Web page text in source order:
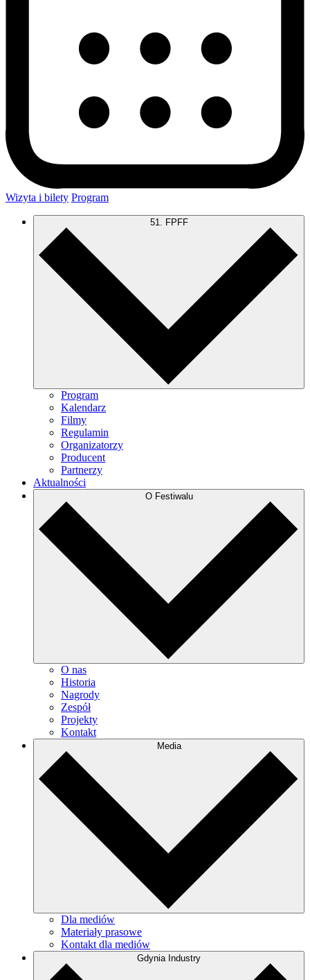
Wizyta i bilety Program
51. FPFF
Program
Kalendarz
Filmy
Regulamin
Organizatorzy
Producent
Partnerzy
Aktualności
O Festiwalu
O nas
Historia
Nagrody
Zespół
Projekty
Kontakt
Media
Dla mediów
Materiały prasowe
Kontakt dla mediów
Gdynia Industry